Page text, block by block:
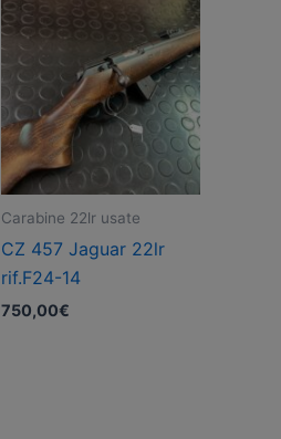
Carabine 22lr usate
CZ 457 Jaguar 22lr
rif.F24-14
750,00€